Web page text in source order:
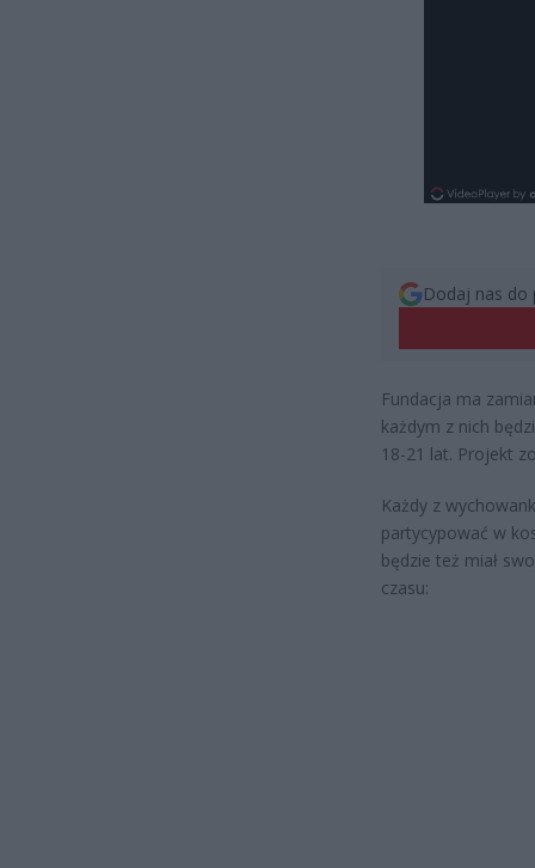
Dodaj nas do
Fundacja ma
każdym z nich
18-21 lat. Projekt
Każdy z
partycypować w
będzie też miał
czasu: